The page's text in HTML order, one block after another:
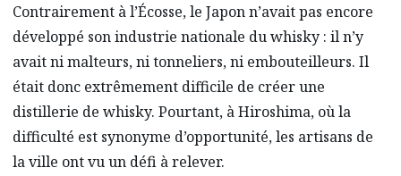
Contrairement à l’Écosse, le Japon n’avait pas encore
développé son industrie nationale du whisky : il n’y
avait ni malteurs, ni tonneliers, ni embouteilleurs. Il
était donc extrêmement difficile de créer une
distillerie de whisky. Pourtant, à Hiroshima, où la
difficulté est synonyme d’opportunité, les artisans de
la ville ont vu un défi à relever.